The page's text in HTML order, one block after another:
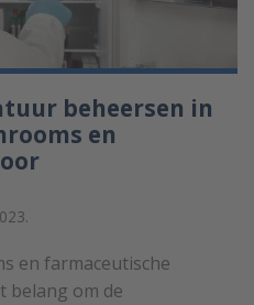
beheersen in
en
en farmaceutische
belang om de